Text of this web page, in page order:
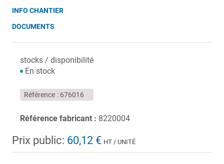
INFO CHANTIER
DOCUMENTS
stocks / disponibilité
En stock
Référence 676016
Référence fabricant : 8220004
Prix public: 60,12 € HT / UNITÉ